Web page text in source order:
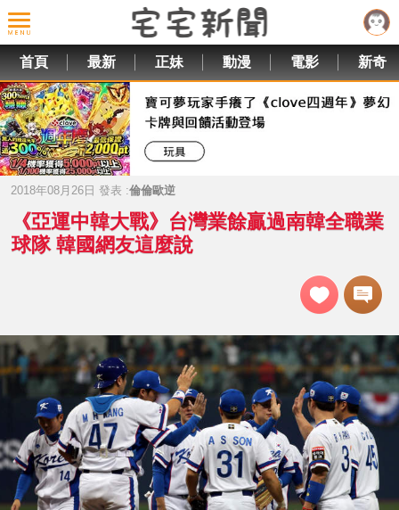
首頁 最新 正妹 動漫 電影 新奇
2018年08月26日 發表 :倫倫歐逆
《亞運中韓大戰》台灣業餘贏過南韓全職業
球隊 韓國網友這麼說